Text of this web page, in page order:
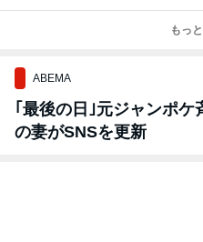
もっ
ABEMA
｢最後の日｣元ジャンポケ
の妻がSNSを更新